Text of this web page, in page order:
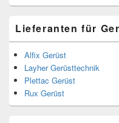
Lieferanten für
Alfix Gerüst
Layher Gerüsttechnik
Plettac Gerüst
Rux Gerüst